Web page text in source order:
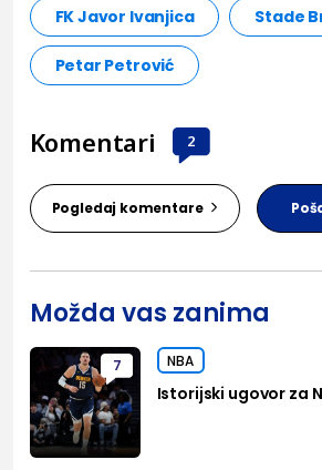
FK Javor Ivanjica Stade
Petar Petrović
Komentari 2
Pogledaj komentare
Možda vas zanima
7 NBA
Istorijski ugovor za